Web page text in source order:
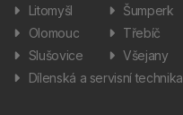
Litomyšl
Olomouc
Slušovice
Šumperk
Třebíč
Všejany
Dílenská a servisní technika